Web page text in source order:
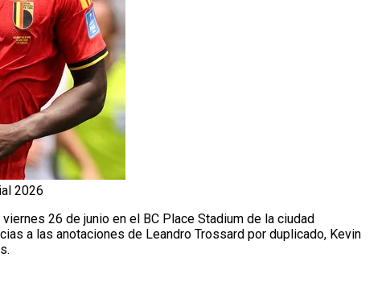
2026
26 de junio en el BC Place Stadium de la ciudad
a las anotaciones de Leandro Trossard por duplicado, Kevin